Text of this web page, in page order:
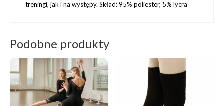
treningi, jak i na występy. Skład: 95% poliester, 5% lycra
Podobne produkty